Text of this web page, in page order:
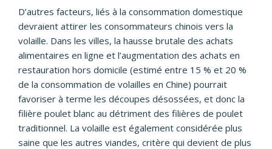
D’autres facteurs, liés à la consommation domestique
devraient attirer les consommateurs chinois vers la
volaille. Dans les villes, la hausse brutale des achats
alimentaires en ligne et l’augmentation des achats en
restauration hors domicile (estimé entre 15 % et 20 %
de la consommation de volailles en Chine) pourrait
favoriser à terme les découpes désossées, et donc la
filière poulet blanc au détriment des filières de poulet
traditionnel. La volaille est également considérée plus
saine que les autres viandes, critère qui devient de plus